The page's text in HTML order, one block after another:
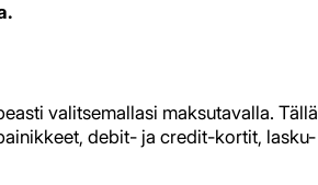
valitsemallasi maksutavalla. Tällä
debit- ja credit-kortit, lasku-